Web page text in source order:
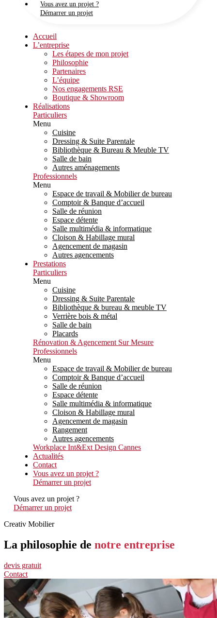
Vous avez un projet ?
Démarrer un projet
Accueil
L’entreprise
Les étapes de mon projet
Philosophie
Partenaires
L’équipe
Nos engagements RSE
Boutique & Showroom
Réalisations
Particuliers
Menu
Cuisine
Dressing & Suite Parentale
Bibliothèque & Bureau & Meuble TV
Salle de bain
Autres aménagements
Professionnels
Menu
Espace de travail & Mobilier de bureau
Comptoir & Banque d’accueil
Salle de réunion
Espace détente
Salle multimédia & informatique
Cloison & Habillage mural
Agencement de magasin
Autres agencements
Prestations
Particuliers
Menu
Cuisine
Dressing & Suite Parentale
Bibliothèque & bureau & meuble TV
Verrière bois & métal
Salle de bain
Placards
Rénovation & Agencement Sur Mesure
Professionnels
Menu
Espace de travail & Mobilier de bureau
Comptoir & Banque d’accueil
Salle de réunion
Espace détente
Salle multimédia & informatique
Cloison & Habillage mural
Agencement de magasin
Rangement
Autres agencements
Workplace Int&Ext Design Cannes
Actualités
Contact
Vous avez un projet ?
Démarrer un projet
Vous avez un projet ?
Démarrer un projet
Creativ Mobilier
La philosophie de notre entreprise
devis gratuit
Contact